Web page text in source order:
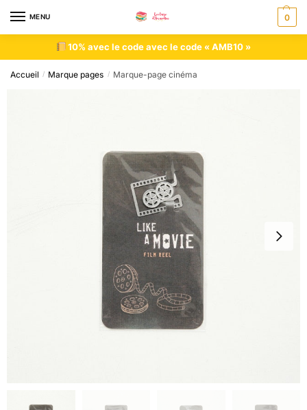
MENU 0
10% avec le code avec le code « AMB10 »
Accueil / Marque pages / Marque-page cinéma